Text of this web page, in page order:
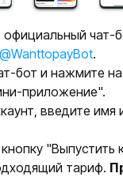
чат-
@WanttopayBot.
бот и нажмите
приложение".
введите имя
"Выпустить
тариф.